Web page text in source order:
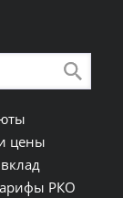
цены
РКО